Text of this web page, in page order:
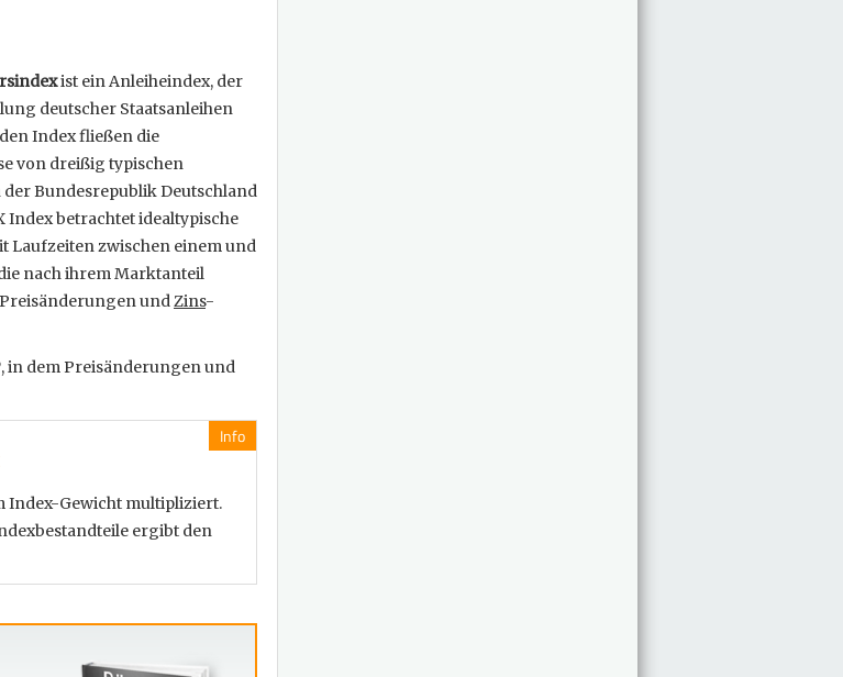
ist ein Anleiheindex, der
deutscher Staatsanleihen
Index fließen die
von dreißig typischen
der Bundesrepublik Deutschland
Index betrachtet idealtypische
Laufzeiten zwischen einem und
nach ihrem Marktanteil
undZins-
, in dem Preisänderungen und
Info
Index-Gewicht multipliziert.
ergibt den